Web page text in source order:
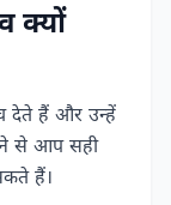
क्यों
देते हैं और उन्हें
से आप सही
हैं।